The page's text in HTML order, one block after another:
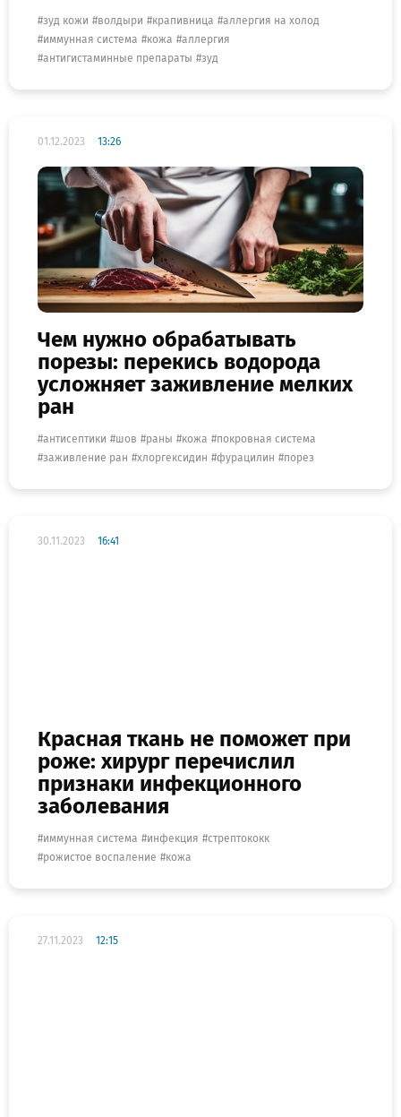
зуд кожи волдыри крапивница
аллергия на холод
иммунная система
кожа
аллергия
антигистаминные препараты
зуд
01.12.2023 13:26
Чем нужно обрабатывать
порезы: перекись водорода
усложняет заживление мелких
ран
антисептики шов раны кожа
покровная система
заживление ран
хлоргексидин фурацилин порез
30.11.2023 16:41
Красная ткань не поможет при
роже: хирург перечислил
признаки инфекционного
заболевания
иммунная система инфекция
стрептококк
рожистое воспаление
кожа
27.11.2023 12:15